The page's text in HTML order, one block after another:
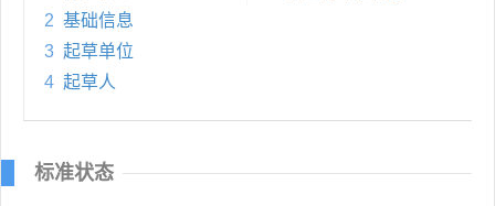
2 基础信息
3 起草单位
4 起草人
标准状态